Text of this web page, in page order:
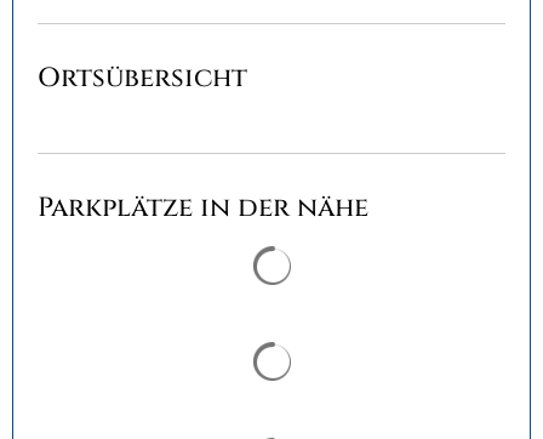
Ortsübersicht
Parkplätze in der nähe